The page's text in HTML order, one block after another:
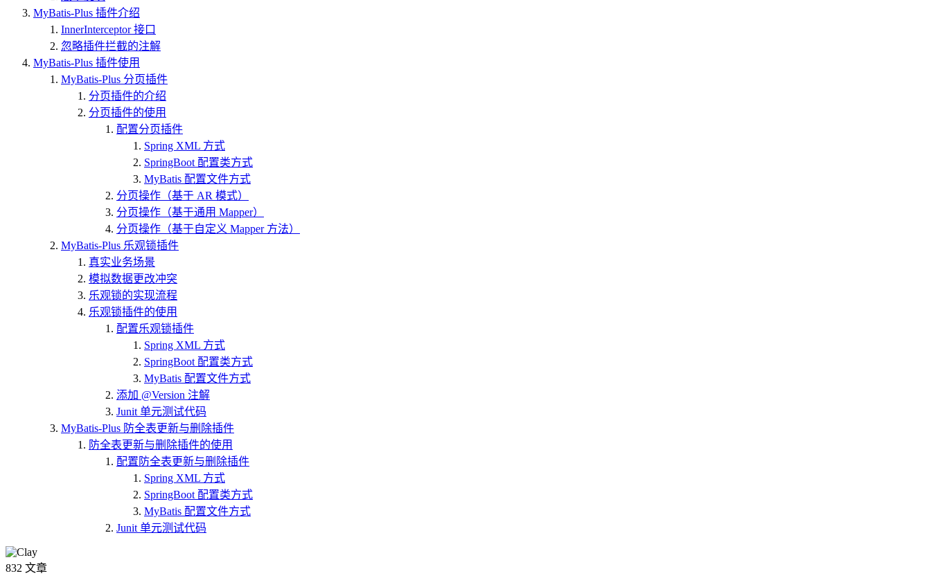
MyBatis-Plus 插件介绍
InnerInterceptor 接口
忽略插件拦截的注解
MyBatis-Plus 插件使用
MyBatis-Plus 分页插件
分页插件的介绍
分页插件的使用
配置分页插件
Spring XML 方式
SpringBoot 配置类方式
MyBatis 配置文件方式
分页操作（基于 AR 模式）
分页操作（基于通用 Mapper）
分页操作（基于自定义 Mapper 方法）
MyBatis-Plus 乐观锁插件
真实业务场景
模拟数据更改冲突
乐观锁的实现流程
乐观锁插件的使用
配置乐观锁插件
Spring XML 方式
SpringBoot 配置类方式
MyBatis 配置文件方式
添加 @Version 注解
Junit 单元测试代码
MyBatis-Plus 防全表更新与删除插件
防全表更新与删除插件的使用
配置防全表更新与删除插件
Spring XML 方式
SpringBoot 配置类方式
MyBatis 配置文件方式
Junit 单元测试代码
832 文章